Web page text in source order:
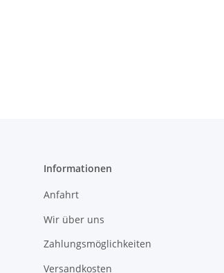
Informationen
Anfahrt
Wir über uns
Zahlungsmöglichkeiten
Versandkosten